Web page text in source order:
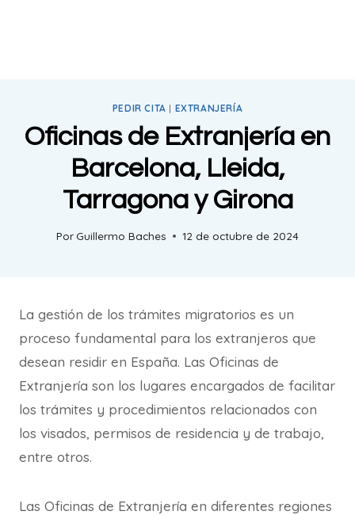
PEDIR CITA | EXTRANJERÍA
Oficinas de Extranjería en
Barcelona, Lleida,
Tarragona y Girona
PorGuillermo Baches 12 de octubre de 2024
La gestión de los trámites migratorios es un
proceso fundamental para los extranjeros que
desean residir en España. Las Oficinas de
Extranjería son los lugares encargados de facilitar
los trámites y procedimientos relacionados con
los visados, permisos de residencia y de trabajo,
entre otros.
Las Oficinas de Extranjería en diferentes regiones